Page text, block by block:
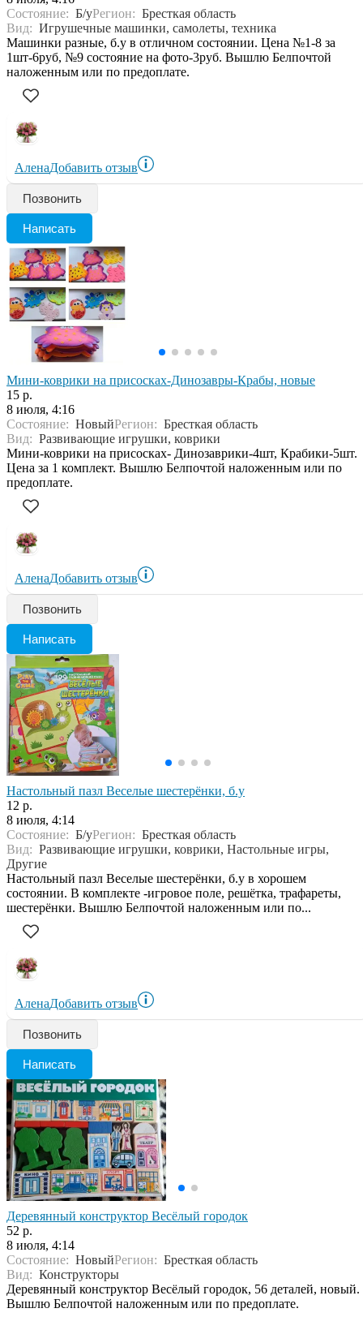
Состояние: Б/уРегион: Бресткая область
Вид: Игрушечные машинки, самолеты, техника
Машинки разные, б.у в отличном состоянии. Цена №1-8 за
1шт-6руб, №9 состояние на фото-3руб. Вышлю Белпочтой
наложенным или по предоплате.
АленаДобавить отзыв
Позвонить
Написать
Мини-коврики на присосках-Динозавры-Крабы, новые
15 р.
8 июля, 4:16
Состояние: НовыйРегион: Бресткая область
Вид: Развивающие игрушки, коврики
Мини-коврики на присосках- Динозаврики-4шт, Крабики-5шт.
Цена за 1 комплект. Вышлю Белпочтой наложенным или по
предоплате.
АленаДобавить отзыв
Позвонить
Написать
Настольный пазл Веселые шестерёнки, б.у
12 р.
8 июля, 4:14
Состояние: Б/уРегион: Бресткая область
Вид: Развивающие игрушки, коврики, Настольные игры,
Другие
Настольный пазл Веселые шестерёнки, б.у в хорошем
состоянии. В комплекте -игровое поле, решётка, трафареты,
шестерёнки. Вышлю Белпочтой наложенным или по...
АленаДобавить отзыв
Позвонить
Написать
Деревянный конструктор Весёлый городок
52 р.
8 июля, 4:14
Состояние: НовыйРегион: Бресткая область
Вид: Конструкторы
Деревянный конструктор Весёлый городок, 56 деталей, новый.
Вышлю Белпочтой наложенным или по предоплате.